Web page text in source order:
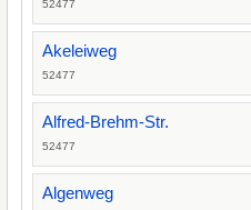
52477
Akeleiweg
52477
Alfred-Brehm-Str.
52477
Algenweg